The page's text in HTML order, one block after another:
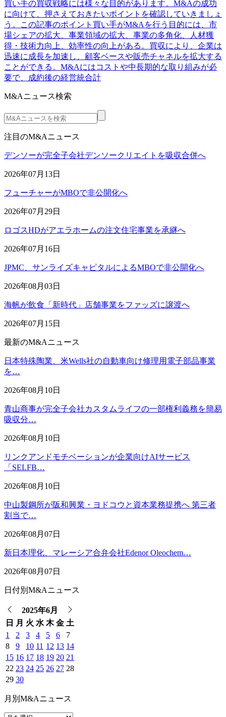
買い手の買収戦略には様々な目的があります。M&Aの成功
に向けて、押さえておきたいポイントを確認していきましょ
う。この記事のポイント買い手がM&Aを行う目的には、市
場シェアの拡大、事業領域の拡大、事業の多角化、人材獲
得・技術力向上、効率性の向上がある。買収により、企業は
迅速に成長を加速し、顧客ベースや販売チャネルを拡大する
ことができる。M&Aにはコストや中長期的な取り組みが必
要で、成約後の経営統合計
M&Aニュース検索
注目のM&Aニュース
デンソーが完全子会社デンソークリエイトを吸収合併へ
2026年07月13日
フューチャーがMBOで非公開化へ
2026年07月29日
ロゴスHDがアエラホームの注文住宅事業を承継へ
2026年07月16日
JPMC、サンライズキャピタルによるMBOで非公開化へ
2026年08月03日
海帆が飲食「新時代」店舗事業をファッズに譲渡へ
2026年07月15日
最新のM&Aニュース
日本特殊陶業、米Wells社の自動車向け修理用電子部品事業
を…
2026年08月10日
青山商事が完全子会社カスタムライフの一部権利義務を簡易
吸収分…
2026年08月10日
リンクアンドモチベーションが企業向けAIサービス
「SELFB…
2026年08月10日
中山製鋼所が阪和興業・ヨドコウと資本業務提携へ 第三者
割当で…
2026年08月07日
新日本理化、マレーシア合弁会社Edenor Oleochem…
2026年08月07日
日付別M&Aニュース
2025年6月
日
月 火 水 木 金 土
1
2 3 4 5 6
7
8
9 10 11 12 13 14
15 16 17 18 19 20 21
22 23 24 25 26 27 28
29 30
月別M&Aニュース